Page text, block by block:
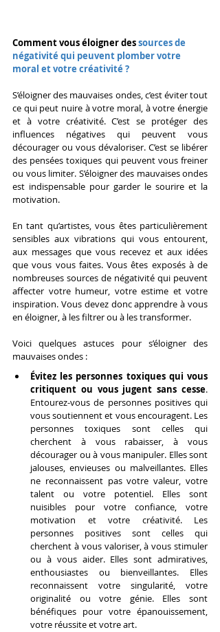
Comment vous éloigner des sources de
négativité qui peuvent plomber votre
moral et votre créativité ?
S’éloigner des mauvaises ondes, c’est éviter tout
ce qui peut nuire à votre moral, à votre énergie
et à votre créativité. C’est se protéger des
influences négatives qui peuvent vous
décourager ou vous dévaloriser. C’est se libérer
des pensées toxiques qui peuvent vous freiner
ou vous limiter. S’éloigner des mauvaises ondes
est indispensable pour garder le sourire et la
motivation.
En tant qu’artistes, vous êtes particulièrement
sensibles aux vibrations qui vous entourent,
aux messages que vous recevez et aux idées
que vous vous faites. Vous êtes exposés à de
nombreuses sources de négativité qui peuvent
affecter votre humeur, votre estime et votre
inspiration. Vous devez donc apprendre à vous
en éloigner, à les filtrer ou à les transformer.
Voici quelques astuces pour s’éloigner des
mauvaises ondes :
Évitez les personnes toxiques qui vous
critiquent ou vous jugent sans cesse.
Entourez-vous de personnes positives qui
vous soutiennent et vous encouragent. Les
personnes toxiques sont celles qui
cherchent à vous rabaisser, à vous
décourager ou à vous manipuler. Elles sont
jalouses, envieuses ou malveillantes. Elles
ne reconnaissent pas votre valeur, votre
talent ou votre potentiel. Elles sont
nuisibles pour votre confiance, votre
motivation et votre créativité. Les
personnes positives sont celles qui
cherchent à vous valoriser, à vous stimuler
ou à vous aider. Elles sont admiratives,
enthousiastes ou bienveillantes. Elles
reconnaissent votre singularité, votre
originalité ou votre génie. Elles sont
bénéfiques pour votre épanouissement,
votre réussite et votre art.